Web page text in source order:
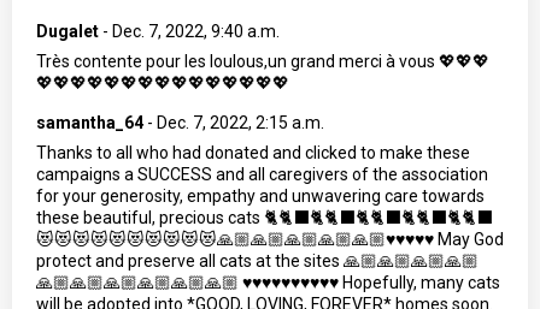
Dugalet - Dec. 7, 2022, 9:40 a.m.
Très contente pour les loulous,un grand merci à vous 💖💖💖
💖💖💖💖💖💖💖💖💖💖💖💖💖💖💖
samantha_64- Dec. 7, 2022, 2:15 a.m.
Thanks to all who had donated and clicked to make these
campaigns a SUCCESS and all caregivers of the association
for your generosity, empathy and unwavering care towards
these beautiful, precious cats 🐈🐈‍⬛🐈🐈‍⬛🐈🐈‍⬛🐈🐈‍⬛🐈🐈‍⬛
😻😻😻😻😻😻😻😻😻😻🙏🏼🙏🏼🙏🏼🙏🏼🙏🏼♥️♥️♥️♥️♥️ May God
protect and preserve all cats at the sites 🙏🏼🙏🏼🙏🏼🙏🏼
🙏🏼🙏🏼🙏🏼🙏🏼🙏🏼🙏🏼 ♥️♥️♥️♥️♥️♥️♥️♥️♥️♥️ Hopefully, many cats
will be adopted into *GOOD, LOVING, FOREVER* homes soon.